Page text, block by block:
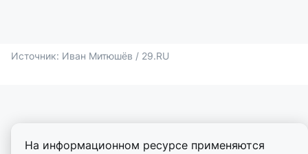
На информационном ресурсе применяются
Источник: Иван Митюшёв / 29.RU